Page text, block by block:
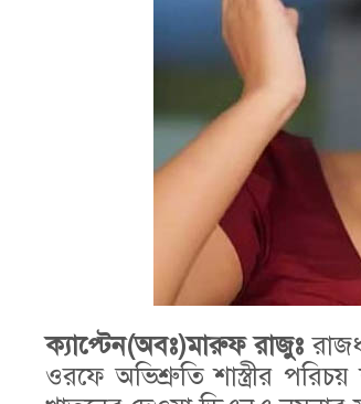
ক্যাপ্টেন(অবঃ)মারুফ রাজুঃ
ওরফে অভিশ্রুতি শাস্ত্রীর